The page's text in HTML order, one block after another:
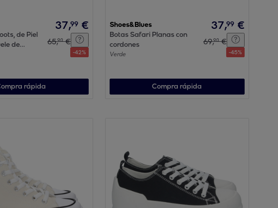
de Piel
de
37,99 €
65,90 €
-42%
rápida
Shoes&Blues
Botas Safari Planas con
cordones
Verde
37,99 €
69,90 €
-45%
Compra rápida